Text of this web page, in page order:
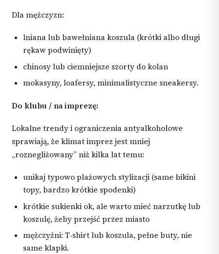
Dla mężczyzn:
lniana lub bawełniana koszula (krótki albo długi
rękaw podwinięty)
chinosy lub ciemniejsze szorty do kolan
mokasyny, loafersy, minimalistyczne sneakersy.
Do klubu / na imprezę:
Lokalne trendy i ograniczenia antyalkoholowe
sprawiają, że klimat imprez jest mniej
„roznegliżowany” niż kilka lat temu:
unikaj typowo plażowych stylizacji (same bikini
topy, bardzo krótkie spodenki)
krótkie sukienki ok, ale warto mieć narzutkę lub
koszulę, żeby przejść przez miasto
mężczyźni: T‑shirt lub koszula, pełne buty, nie
same klapki.